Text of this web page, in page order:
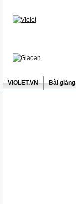
ViOLET.VN Bài giảng